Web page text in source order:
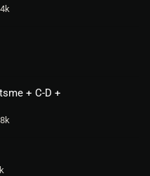
+ C-D +